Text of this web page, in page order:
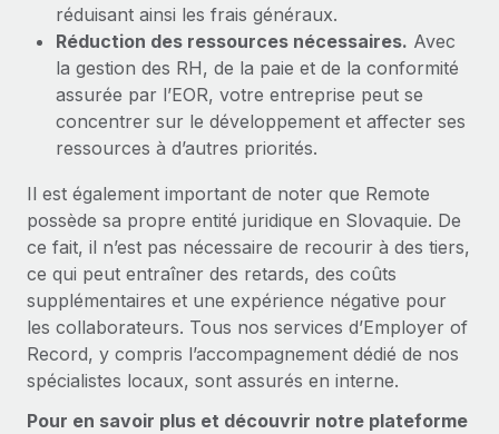
réduisant ainsi les frais généraux.
Réduction des ressources nécessaires. Avec
la gestion des RH, de la paie et de la conformité
assurée par l’EOR, votre entreprise peut se
concentrer sur le développement et affecter ses
ressources à d’autres priorités.
Il est également important de noter que Remote
possède sa propre entité juridique en Slovaquie. De
ce fait, il n’est pas nécessaire de recourir à des tiers,
ce qui peut entraîner des retards, des coûts
supplémentaires et une expérience négative pour
les collaborateurs. Tous nos services d’Employer of
Record, y compris l’accompagnement dédié de nos
spécialistes locaux, sont assurés en interne.
Pour en savoir plus et découvrir notre plateforme